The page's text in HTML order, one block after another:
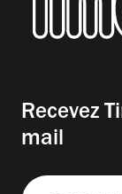
Recevez
mail
Entrez